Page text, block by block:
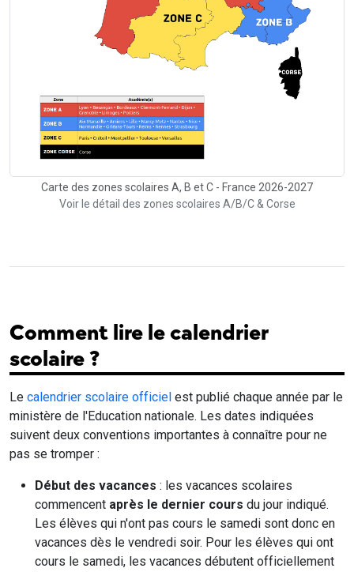
Carte des zones scolaires A, B et C - France 2026-2027
Voir le détail des zones scolaires A/B/C & Corse
Comment lire le calendrier
scolaire ?
Le calendrier scolaire officiel est publié chaque année par le
ministère de l'Education nationale. Les dates indiquées
suivent deux conventions importantes à connaître pour ne
pas se tromper :
Début des vacances : les vacances scolaires
commencent après le dernier cours du jour indiqué.
Les élèves qui n'ont pas cours le samedi sont donc en
vacances dès le vendredi soir. Pour les élèves qui ont
cours le samedi, les vacances débutent officiellement